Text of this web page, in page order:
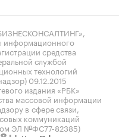
информационного
средства
службой
технологий
09.12.2015
издания «РБК»
массовой информации
в сфере связи,
коммуникаций
ЭЛ №ФС77-82385)